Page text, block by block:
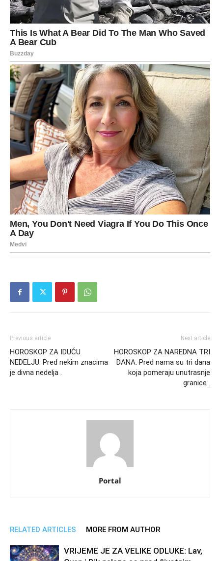
Previous article
HOROSKOP ZA IDUĆU
NEDELJU: Pred nekim znacima
je divna nedelja .
Next article
HOROSKOP ZA NAREDNA TRI
DANA: Pred nama su tri dana
koja pomeraju unutrasnje
granice .
Portal
RELATED ARTICLES MORE FROM AUTHOR
VRIJEME JE ZA VELIKE ODLUKE: Lav,